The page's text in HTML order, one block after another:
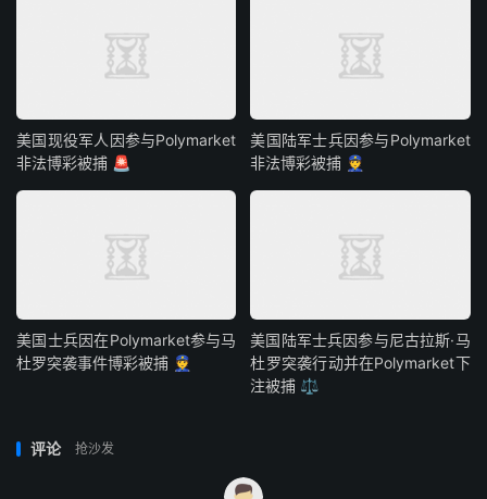
美国现役军人因参与Polymarket
非法博彩被捕 🚨
美国陆军士兵因参与Polymarket
非法博彩被捕 👮
美国士兵因在Polymarket参与马
杜罗突袭事件博彩被捕 👮
美国陆军士兵因参与尼古拉斯·马
杜罗突袭行动并在Polymarket下
注被捕 ⚖️
评论 抢沙发